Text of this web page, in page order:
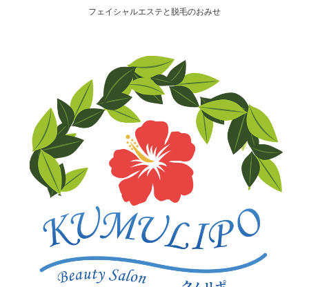
フェイシャルエステと脱毛のおみせ